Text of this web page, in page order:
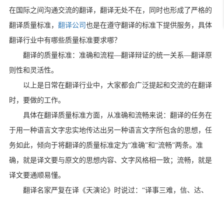
在国际之间沟通交流的翻译，翻译无处不在，同时也形成了严格的
翻译质量标准， 翻译公司 也是在遵守翻译的标准下提供服务，具体
翻译行业中有哪些质量标准要求哪？
翻译的质量标准：准确和流程—翻译辩证的统一关系—翻译原
则性和灵活性。
以上是日常在翻译行业中，大家都会广泛提起和交流的在翻译
时，要做的工作。
具体在翻译质量标准方面，从准确和流畅来说：翻译的任务在
于用一种语言文字忠实地传达出另一种语言文字所包含的思想，任
务如此，倾向于将翻译的质量标准定为“准确”和“流畅”两条。准
确，就是译文要与原文的思想内容、文字风格相一致；流畅，就是
译文要通顺易懂。
翻译名家严复在译《天演论》时说过：“译事三难，信、达、